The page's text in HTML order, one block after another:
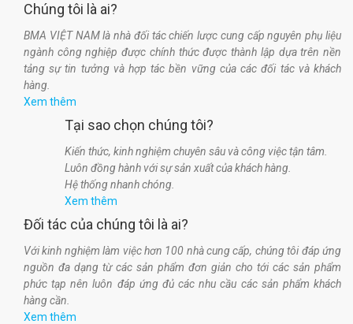
Chúng tôi là ai?
BMA VIỆT NAM là nhà đối tác chiến lược cung cấp nguyên phụ liệu
ngành công nghiệp được chính thức được thành lập dựa trên nền
tảng sự tin tưởng và hợp tác bền vững của các đối tác và khách
hàng.
Xem thêm
Tại sao chọn chúng tôi?
Kiến thức, kinh nghiệm chuyên sâu và công việc tận tâm.
Luôn đồng hành với sự sản xuất của khách hàng.
Hệ thống nhanh chóng.
Xem thêm
Đối tác của chúng tôi là ai?
Với kinh nghiệm làm việc hơn 100 nhà cung cấp, chúng tôi đáp ứng
nguồn đa dạng từ các sản phẩm đơn giản cho tới các sản phẩm
phức tạp nên luôn đáp ứng đủ các nhu cầu các sản phẩm khách
hàng cần.
Xem thêm